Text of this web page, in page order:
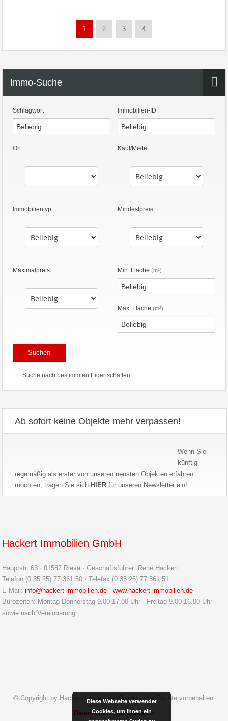
1 2 3 4
Immo-Suche
Schlagwort Immobilien-ID
Ort Kauf/Miete
Immobilientyp Mindestpreis
Maximalpreis Min. Fläche (m²)
Max. Fläche (m²)
Suche nach bestimmten Eigenschaften
Ab sofort keine Objekte mehr verpassen!
Wenn Sie
künftig
regemäßig als erster von unseren neusten Objekten erfahren
möchten, tragen Sie sich HIER für unseren Newsletter ein!
Hackert Immobilien GmbH
Hauptstr. 63 · 01587 Riesa · Geschäftsführer: René Hackert
Telefon (0 35 25) 77 361 50 · Telefax (0 35 25) 77 361 51
E-Mail: info@hackert-immobilien.de · www.hackert-immobilien.de
Bürozeiten: Montag-Donnerstag 9.00-17.00 Uhr · Freitag 9.00-16.00 Uhr
sowie nach Vereinbarung
© Copyright by Hackert Immobilien GmbH · Alle Rechte vorbehalten.
Datenschutz·Impressum
Diese Webseite verwendet
Cookies, um Ihnen ein